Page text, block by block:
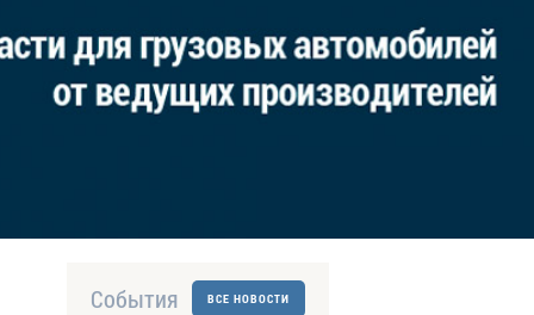
ВСЕ НОВОСТИ
События